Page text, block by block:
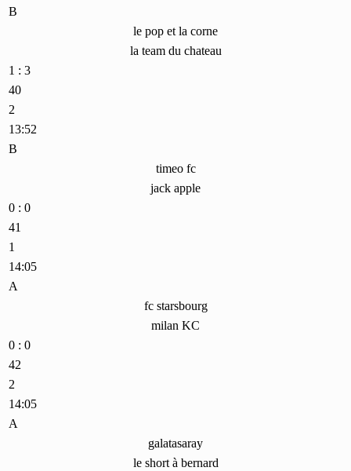
B
le pop et la corne
la team du chateau
1 : 3
40
2
13:52
B
timeo fc
jack apple
0 : 0
41
1
14:05
A
fc starsbourg
milan KC
0 : 0
42
2
14:05
A
galatasaray
le short à bernard